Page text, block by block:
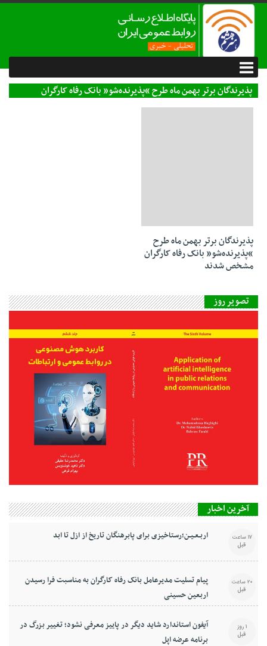
پذیرندگان برتر بهمن ماه طرح “پذیرنده‌شو” بانک رفاه کارگران
مشخص شدند
پذیرندگان برتر بهمن ماه طرح
“پذیرنده‌شو” بانک رفاه کارگران
مشخص شدند
تصویر روز
آخرین اخبار
اربـعـیـن؛رستاخیزی برای پابرهنگان تاریخ از ازل تا ابد 17 ساعت
قبل
پیام تسلیت مدیرعامل بانک رفاه کارگران به مناسبت فرا رسیدن
اربعین حسینی
20 ساعت
قبل
آیفون استاندارد شاید دیگر در پاییز معرفی نشود؛ تغییر بزرگ در
برنامه عرضه اپل
1 روز
قبل